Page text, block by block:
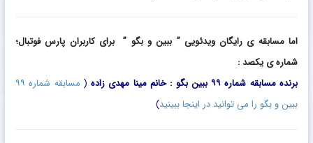
اما مسابقه ی رایگان ویدئویی ” ببین و بگو ” برای کاربران پارس فوتبال؛
شماره ی یکصد :
برنده مسابقه شماره ۹۹ ببین بگو : خانم مینا مهدی زاده
(
مسابقه شماره ۹۹
ببین و بگو را می توانید در اینجا ببینید)